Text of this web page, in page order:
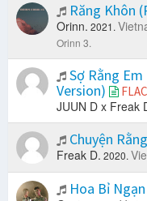
Răng Khôn
Orinn. 2021.
Orinn 3.
Sợ Rằng
Version)
FLAC
JUUN D x Freak
Chuyện
Freak D. 2020.
Hoa Bỉ